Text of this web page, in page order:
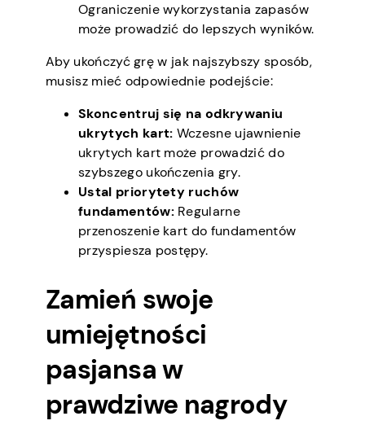
Ograniczenie wykorzystania zapasów
może prowadzić do lepszych wyników.
Aby ukończyć grę w jak najszybszy sposób,
musisz mieć odpowiednie podejście:
Skoncentruj się na odkrywaniu
ukrytych kart: Wczesne ujawnienie
ukrytych kart może prowadzić do
szybszego ukończenia gry.
Ustal priorytety ruchów
fundamentów:Regularne
przenoszenie kart do fundamentów
przyspiesza postępy.
Zamień swoje
umiejętności
pasjansa w
prawdziwe nagrody